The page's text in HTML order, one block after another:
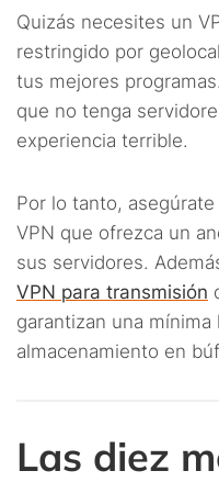
Quizás necesites un
restringido por
tus mejores
que no tenga
experiencia terrible.
Por lo tanto,
VPN que ofrezca un
sus servidores.
VPN para transmisión
garantizan una
almacenamiento en
Las diez